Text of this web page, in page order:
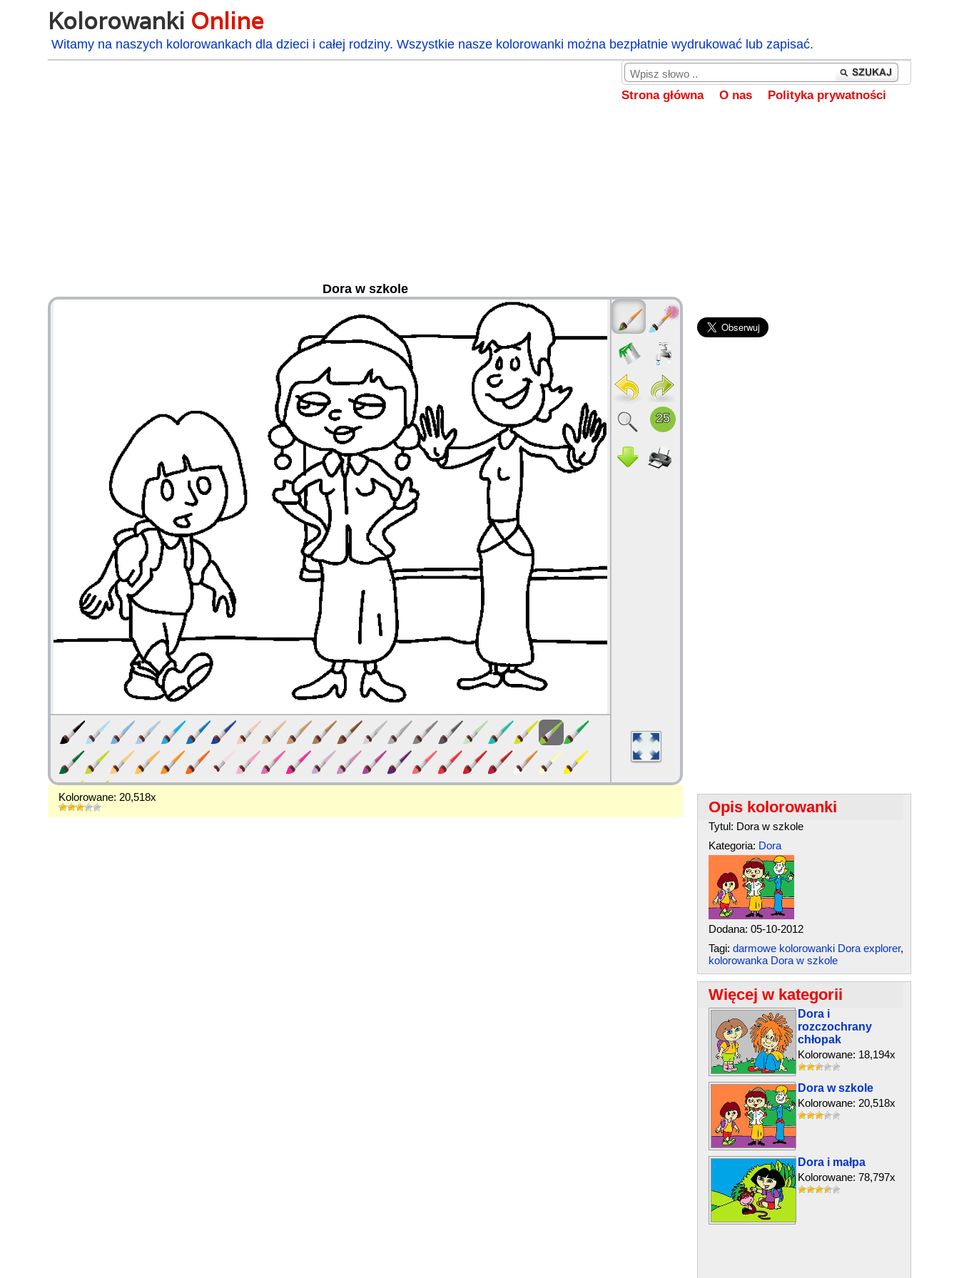
Kolorowanki Online
Witamy na naszych kolorowankach dla dzieci i całej rodziny. Wszystkie nasze kolorowanki można bezpłatnie wydrukować lub zapisać.
Strona główna O nas Polityka prywatności
Dora w szkole
Kolorowane: 20,518x
Opis kolorowanki
Tytul: Dora w szkole
Kategoria: Dora
Dodana: 05-10-2012
Tagi: darmowe kolorowanki Dora explorer,
kolorowanka Dora w szkole
Więcej w kategorii
Dora i
rozczochrany
chłopak
Kolorowane: 18,194x
Dora w szkole
Kolorowane: 20,518x
Dora i małpa
Kolorowane: 78,797x